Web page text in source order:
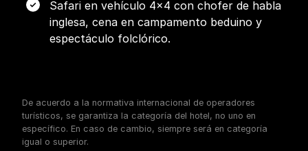
Safari en vehículo 4x4 con chofer de habla
inglesa, cena en campamento beduino y
espectáculo folclórico.
De acuerdo a la normativa internacional de operadores
turísticos, se garantiza la categoría del hotel, no uno en
específico. En caso de cambio, siempre será en categoría
igual o superior.